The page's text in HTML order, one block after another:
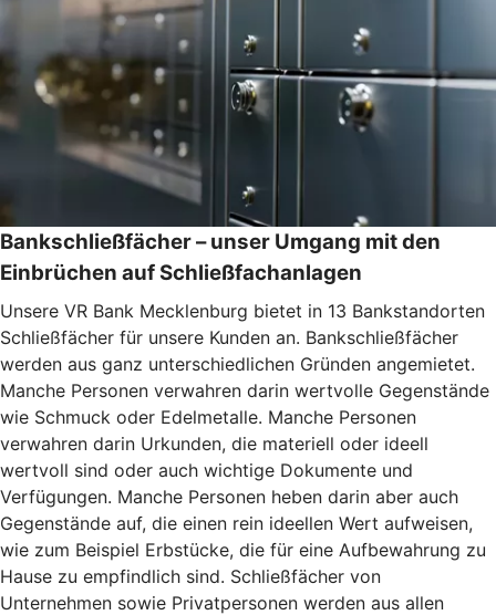
Bankschließfächer – unser Umgang mit den
Einbrüchen auf Schließfachanlagen
Unsere VR Bank Mecklenburg bietet in 13 Bankstandorten
Schließfächer für unsere Kunden an. Bankschließfächer
werden aus ganz unterschiedlichen Gründen angemietet.
Manche Personen verwahren darin wertvolle Gegenstände
wie Schmuck oder Edelmetalle. Manche Personen
verwahren darin Urkunden, die materiell oder ideell
wertvoll sind oder auch wichtige Dokumente und
Verfügungen. Manche Personen heben darin aber auch
Gegenstände auf, die einen rein ideellen Wert aufweisen,
wie zum Beispiel Erbstücke, die für eine Aufbewahrung zu
Hause zu empfindlich sind. Schließfächer von
Unternehmen sowie Privatpersonen werden aus allen